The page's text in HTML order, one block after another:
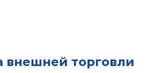
внешней торговли